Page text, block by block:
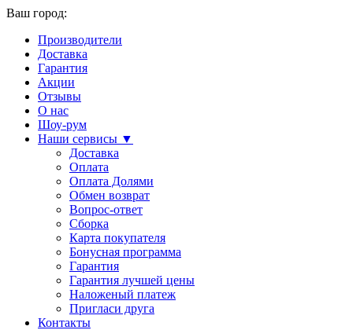
Ваш город:
Производители
Доставка
Гарантия
Акции
Отзывы
О нас
Шоу-рум
Наши сервисы ▼
Доставка
Оплата
Оплата Долями
Обмен возврат
Вопрос-ответ
Сборка
Карта покупателя
Бонусная программа
Гарантия
Гарантия лучшей цены
Наложеный платеж
Пригласи друга
Контакты